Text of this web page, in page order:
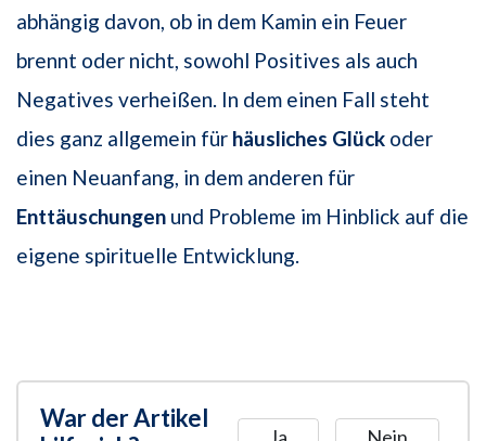
abhängig davon, ob in dem Kamin ein Feuer
brennt oder nicht, sowohl Positives als auch
Negatives verheißen. In dem einen Fall steht
dies ganz allgemein für häusliches Glück oder
einen Neuanfang, in dem anderen für
Enttäuschungen und Probleme im Hinblick auf die
eigene spirituelle Entwicklung.
War der Artikel